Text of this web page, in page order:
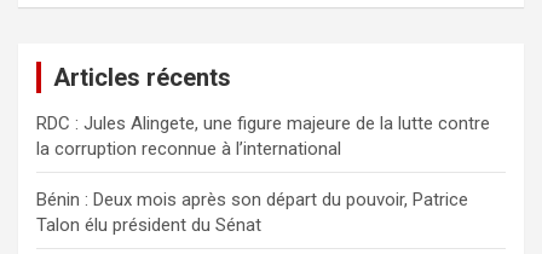
c
h
e
r
Articles récents
RDC : Jules Alingete, une figure majeure de la lutte contre
la corruption reconnue à l’international
Bénin : Deux mois après son départ du pouvoir, Patrice
Talon élu président du Sénat